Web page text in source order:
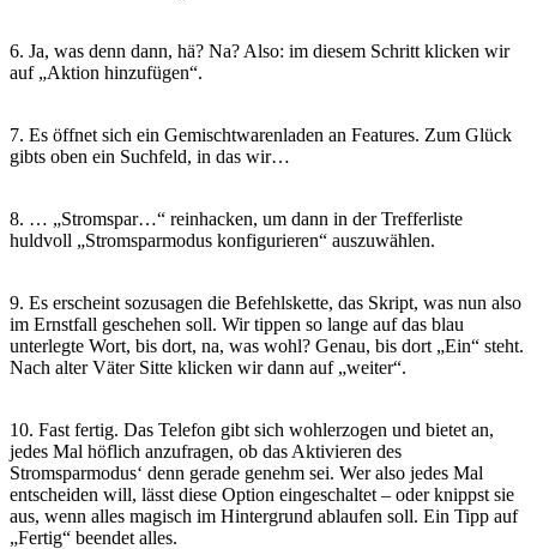
6. Ja, was denn dann, hä? Na? Also: im diesem Schritt klicken wir
auf „Aktion hinzufügen“.
7. Es öffnet sich ein Gemischtwarenladen an Features. Zum Glück
gibts oben ein Suchfeld, in das wir…
8. … „Stromspar…“ reinhacken, um dann in der Trefferliste
huldvoll „Stromsparmodus konfigurieren“ auszuwählen.
9. Es erscheint sozusagen die Befehlskette, das Skript, was nun also
im Ernstfall geschehen soll. Wir tippen so lange auf das blau
unterlegte Wort, bis dort, na, was wohl? Genau, bis dort „Ein“ steht.
Nach alter Väter Sitte klicken wir dann auf „weiter“.
10. Fast fertig. Das Telefon gibt sich wohlerzogen und bietet an,
jedes Mal höflich anzufragen, ob das Aktivieren des
Stromsparmodus‘ denn gerade genehm sei. Wer also jedes Mal
entscheiden will, lässt diese Option eingeschaltet – oder knippst sie
aus, wenn alles magisch im Hintergrund ablaufen soll. Ein Tipp auf
„Fertig“ beendet alles.